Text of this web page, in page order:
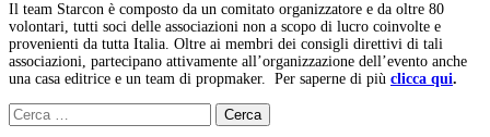
Il team Starcon è composto da un comitato organizzatore e da oltre 80
volontari, tutti soci delle associazioni non a scopo di lucro coinvolte e
provenienti da tutta Italia. Oltre ai membri dei consigli direttivi di tali
associazioni, partecipano attivamente all’organizzazione dell’evento anche
una casa editrice e un team di propmaker. Per saperne di più clicca qui.
Ricerca
per: